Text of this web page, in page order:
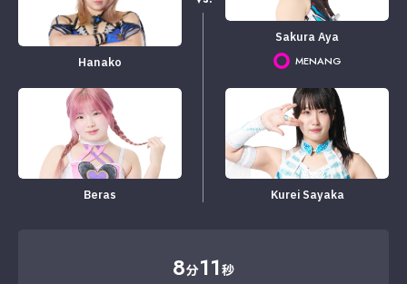
Hanako
Beras
Sakura Aya
MENANG
Kurei Sayaka
8分11秒